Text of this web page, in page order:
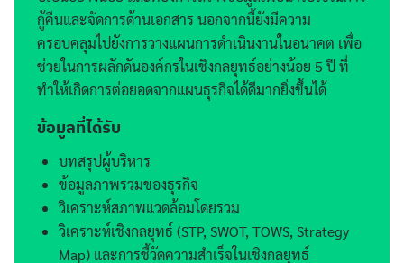
กู้คืนและจัดการด้านเอกสาร นอกจากนี้ยังมีความ
ครอบคลุมไปยังการวางแผนการดำเนินงานในอนาคต เพื่อ
ช่วยในการผลักดันองค์กรในเชิงกลยุทธ์อย่างน้อย 5 ปี ที่
ทำให้เกิดการต่อยอดจากแผนธุรกิจได้ดีมากยิ่งขึ้นได้
ข้อมูลที่ได้รับ
บทสรุปผู้บริหาร
ข้อมูลภาพรวมของธุรกิจ
วิเคราะห์สภาพแวดล้อมโดยรวม
วิเคราะห์เชิงกลยุทธ์ (STP, SWOT, TOWS, Strategy
Map) และการชี้วัดความสำเร็จในเชิงกลยุทธ์